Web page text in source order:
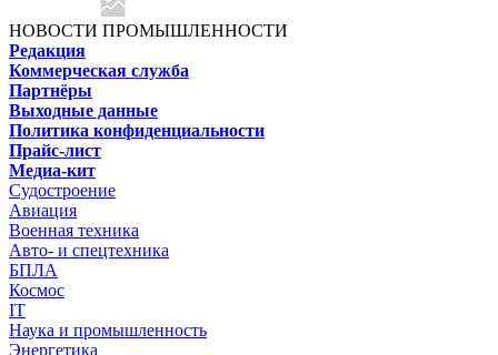
НОВОСТИ ПРОМЫШЛЕННОСТИ
Редакция
Коммерческая служба
Партнёры
Выходные данные
Политика конфиденциальности
Прайс-лист
Медиа-кит
Судостроение
Авиация
Военная техника
Авто- и спецтехника
БПЛА
Космос
IT
Наука и промышленность
Энергетика